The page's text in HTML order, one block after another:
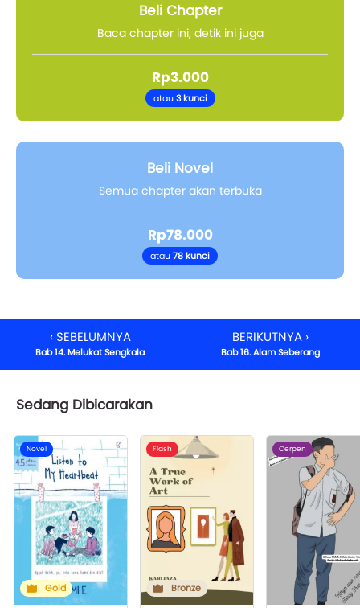
Beli Chapter
Baca chapter ini, detik ini juga
Rp3.000
atau3 kunci
Beli Novel
Semua chapter akan terbuka
Rp78.000
atau78 kunci
‹ SEBELUMNYA
Bab 14. Melukat Sengkala
BERIKUTNYA ›
Bab 16. Alam Seberang
Sedang Dibicarakan
Novel
Gold
Flash
Bronze
Cerpen